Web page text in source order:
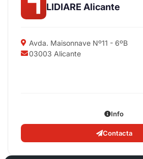
LIDIARE Alicante
Avda. Maisonnave Nº11 - 6ºB
03003 Alicante
Info
Contacta